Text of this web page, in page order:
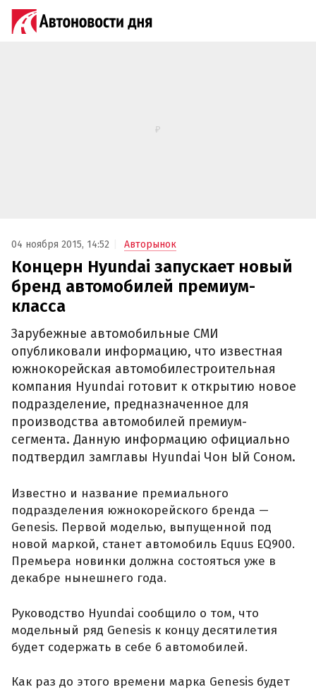
04 ноября 2015, 14:52 Авторынок
Концерн Hyundai запускает новый
бренд автомобилей премиум-
класса
Зарубежные автомобильные СМИ
опубликовали информацию, что известная
южнокорейская автомобилестроительная
компания Hyundai готовит к открытию новое
подразделение, предназначенное для
производства автомобилей премиум-
сегмента. Данную информацию официально
подтвердил замглавы Hyundai Чон Ый Соном.
Известно и название премиального
подразделения южнокорейского бренда —
Genesis. Первой моделью, выпущенной под
новой маркой, станет автомобиль Equus EQ900.
Премьера новинки должна состояться уже в
декабре нынешнего года.
Руководство Hyundai сообщило о том, что
модельный ряд Genesis к концу десятилетия
будет содержать в себе 6 автомобилей.
Как раз до этого времени марка Genesis будет